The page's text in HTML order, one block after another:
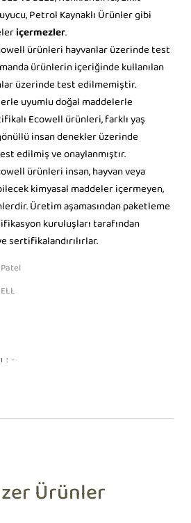
Petrol Kaynaklı Ürünler gibi
içermezler.
ürünleri hayvanlar üzerinde test
ürünlerin içeriğinde kullanılan
üzerinde test edilmemiştir.
uyumlu doğal maddelerle
Ecowell ürünleri, farklı yaş
insan denekler üzerinde
edilmiş ve onaylanmıştır.
ürünleri insan, hayvan veya
kimyasal maddeler içermeyen,
Üretim aşamasından paketleme
kuruluşları tarafından
-
Ürünler